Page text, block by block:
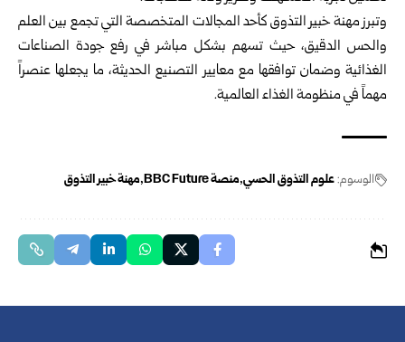
وتبرز مهنة خبير التذوق كأحد المجالات المتخصصة التي تجمع بين العلم
والحس الدقيق، حيث تسهم بشكل مباشر في رفع جودة الصناعات
الغذائية وضمان توافقها مع معايير التصنيع الحديثة، ما يجعلها عنصراً
مهماً في منظومة الغذاء العالمية.
الوسوم:علوم التذوق الحسي منصة BBC Future مهنة خبير التذوق